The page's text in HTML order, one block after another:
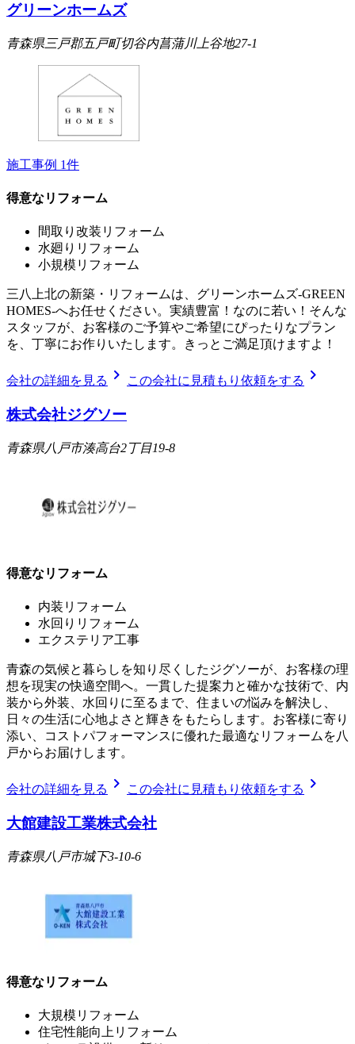
グリーンホームズ
青森県三戸郡五戸町切谷内菖蒲川上谷地27-1
施工事例 1件
得意なリフォーム
間取り改装リフォーム
水廻りリフォーム
小規模リフォーム
三八上北の新築・リフォームは、グリーンホームズ‐GREEN
HOMES‐へお任せください。実績豊富！なのに若い！そんな
スタッフが、お客様のご予算やご希望にぴったりなプラン
を、丁寧にお作りいたします。きっとご満足頂けますよ！
会社の詳細を見る chevron_right この会社に見積もり依頼をする chevron_right
株式会社ジグソー
青森県八戸市湊高台2丁目19-8
得意なリフォーム
内装リフォーム
水回りリフォーム
エクステリア工事
青森の気候と暮らしを知り尽くしたジグソーが、お客様の理
想を現実の快適空間へ。一貫した提案力と確かな技術で、内
装から外装、水回りに至るまで、住まいの悩みを解決し、
日々の生活に心地よさと輝きをもたらします。お客様に寄り
添い、コストパフォーマンスに優れた最適なリフォームを八
戸からお届けします。
会社の詳細を見る chevron_right この会社に見積もり依頼をする chevron_right
大館建設工業株式会社
青森県八戸市城下3-10-6
得意なリフォーム
大規模リフォーム
住宅性能向上リフォーム